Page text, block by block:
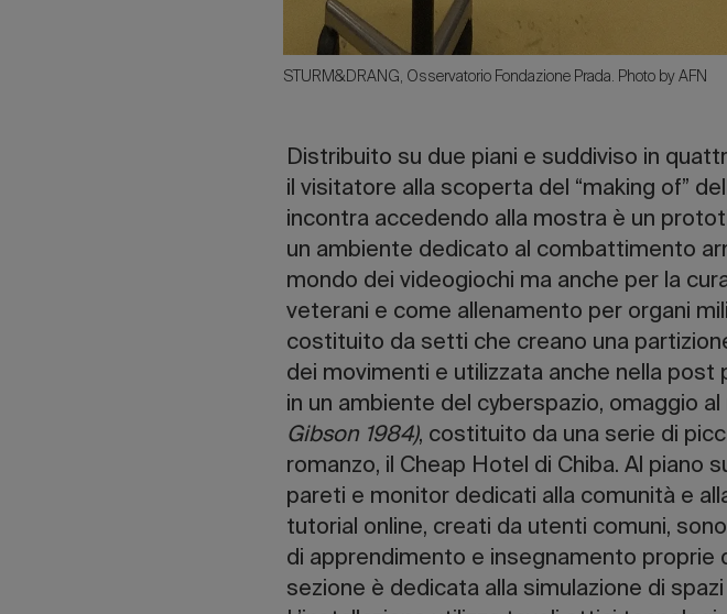
STURM&DRANG, Osservatorio Fondazione Prada. Photo by AFN
Distribuito su due piani e suddiviso in
il visitatore alla scoperta del “making of”
incontra accedendo alla mostra è un
un ambiente dedicato al combattimento
mondo dei videogiochi ma anche per la
veterani e come allenamento per organi
costituito da setti che creano una
dei movimenti e utilizzata anche nella
in un ambiente del cyberspazio, omaggio
Gibson 1984), costituito da una serie di
romanzo, il Cheap Hotel di Chiba. Al piano
pareti e monitor dedicati alla comunità e
tutorial online, creati da utenti comuni,
di apprendimento e insegnamento proprie
sezione è dedicata alla simulazione di